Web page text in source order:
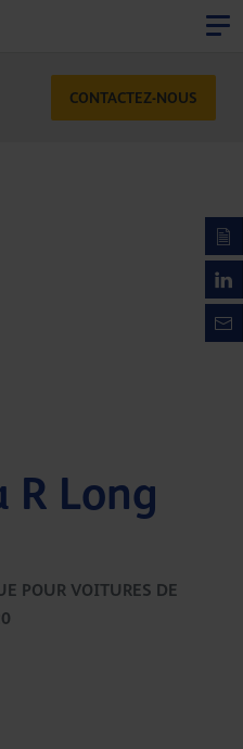
CONTACTEZ-NOUS
R Long
POUR VOITURES DE